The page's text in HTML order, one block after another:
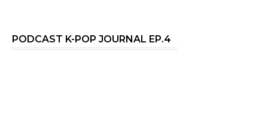
PODCAST K-POP JOURNAL EP.4